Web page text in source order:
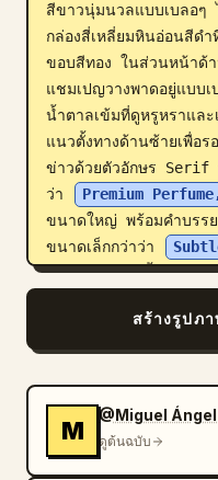
สีขาวนุ่มนวลแบบเบลอๆ
กล่องสี่เหลี่ยมหินอ่อนสีด
ขอบสีทอง ในส่วนหน้าด้
แชมเปญวางพาดอยู่แบบ
น้ำตาลเข้มที่ดูหรูหราและ
แนวตั้งทางด้านซ้ายเพื่อร
ข่าวด้วยตัวอักษร Serif
ว่า
Premium
ขนาดใหญ่ พร้อมคำบรร
ขนาดเล็กกว่าว่า
แนวนอนสีทองสั้นๆ อยู่ใ
ระดับพรีเมียม การหักเห
ทองเมทัลลิก การถ่ายภา
โฆษณาสินค้าไฮเอนด์
สร้างรูปภ
M
@Miguel
ดูต้นฉบับ